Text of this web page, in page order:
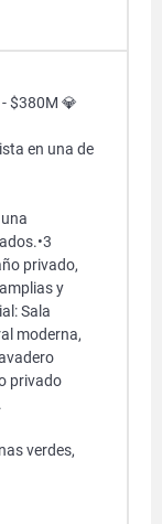
- $380M 💎
en una de
privado,
y
Sala
moderna,
privado
verdes,